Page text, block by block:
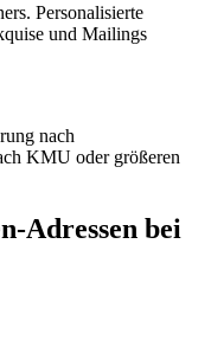
Personalisierte
und Mailings
nach
KMU oder größeren
-Adressen bei